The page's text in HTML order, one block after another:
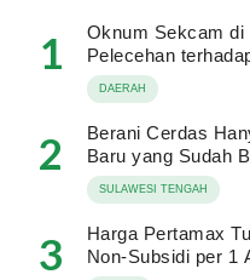
1
Oknum Sekcam di
Pelecehan
DAERAH
2
Berani Cerdas
Baru yang Sudah
SULAWESI TENGAH
3
Harga Pertamax
Non-Subsidi per 1